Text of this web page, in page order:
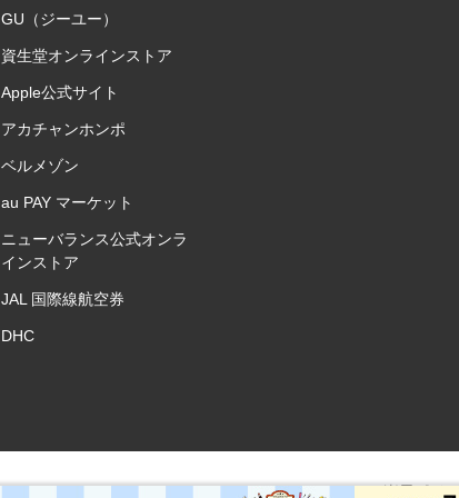
GU（ジーユー）
資生堂オンラインストア
Apple公式サイト
アカチャンホンポ
ベルメゾン
au PAY マーケット
ニューバランス公式オンラ
インストア
JAL 国際線航空券
DHC
楽天ポイ